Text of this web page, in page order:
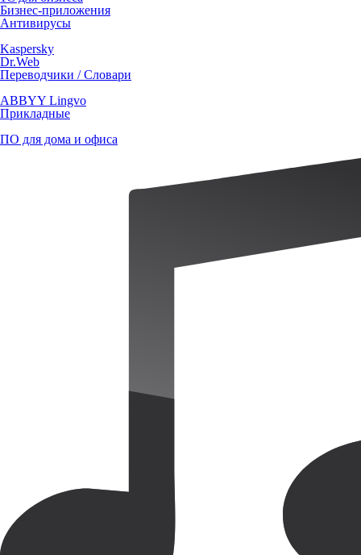
Бизнес-приложения
Антивирусы
Kaspersky
Dr.Web
Переводчики / Словари
ABBYY Lingvo
Прикладные
ПО для дома и офиса